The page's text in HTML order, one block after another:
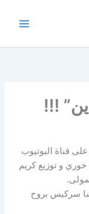
!!!
قناة اليوتيوب
خوري و توزيع كريم
سركيس بروح